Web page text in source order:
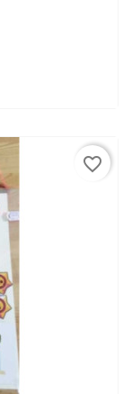
favorite_border